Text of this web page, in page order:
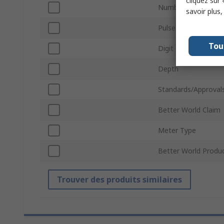
Number of Outputs
Pulse Output
Digit Height
Depth
Standards/
Better World Claim
Meter Type
Better World
Trouver des produits similaires
savoir